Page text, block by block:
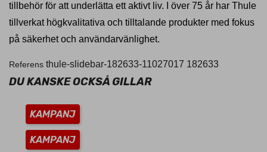
tillbehör för att underlätta ett aktivt liv. I över 75 år har Thule
tillverkat högkvalitativa och tilltalande produkter med fokus
på säkerhet och användarvänlighet.
Referens thule-slidebar-182633-11027017 182633
DU KANSKE OCKSÅ GILLAR
KAMPANJ
KAMPANJ